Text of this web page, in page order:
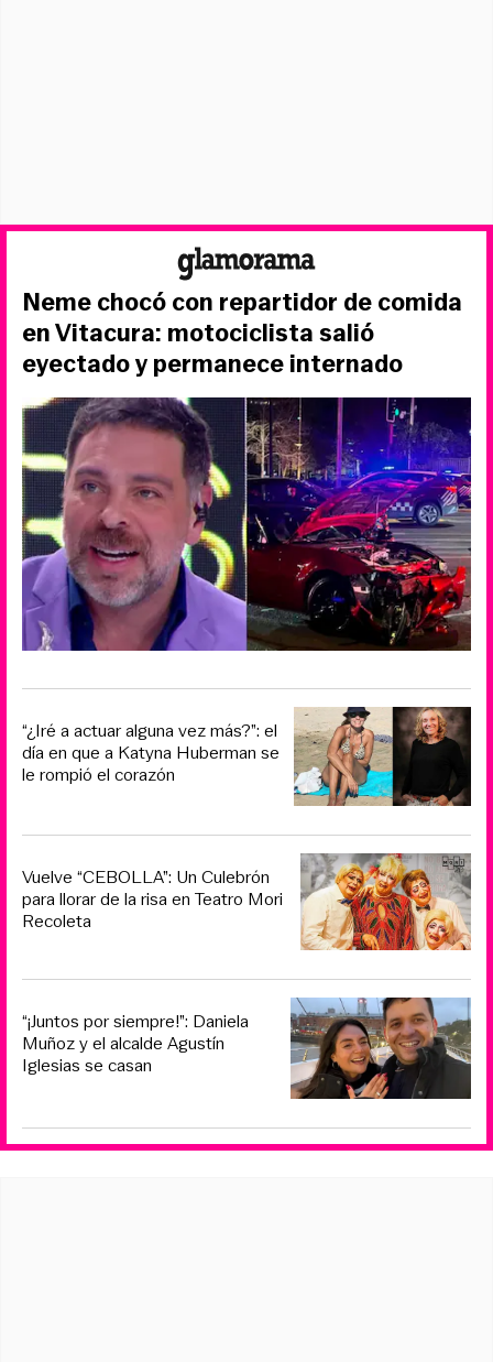
Neme chocó con repartidor de comida
en Vitacura: motociclista salió
eyectado y permanece internado
“¿Iré a actuar alguna vez más?”: el
día en que a Katyna Huberman se
le rompió el corazón
Vuelve “CEBOLLA”: Un Culebrón
para llorar de la risa en Teatro Mori
Recoleta
“¡Juntos por siempre!”: Daniela
Muñoz y el alcalde Agustín
Iglesias se casan